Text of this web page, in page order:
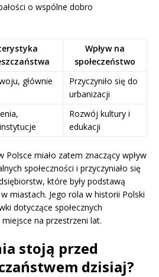
o wspólne dobro
Wpływ na
społeczeństwo
głównie
Przyczyniło się do
urbanizacji
Rozwój kultury i
edukacji
miało zatem znaczący wpływ
społeczności i przyczyniało się
które były podstawą
miastach. Jego rola w historii Polski
dotyczące społecznych
na przestrzeni lat.
stoją przed
dzisiaj?